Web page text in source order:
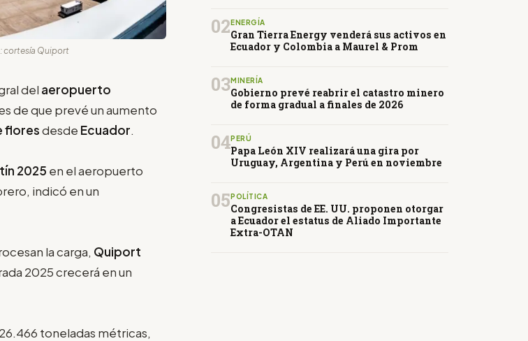
cortesía Quiport
del aeropuerto
de que prevé un aumento
floresdesde Ecuador.
2025 en el aeropuerto
indicó en un
la carga, Quiport
2025 crecerá en un
toneladas métricas,
02 ENERGÍA
Gran Tierra Energy venderá sus activos en
Ecuador y Colombia a Maurel & Prom
03MINERÍA
Gobierno prevé reabrir el catastro minero
de forma gradual a finales de 2026
04PERÚ
Papa León XIV realizará una gira por
Uruguay, Argentina y Perú en noviembre
05 POLÍTICA
Congresistas de EE. UU. proponen otorgar
a Ecuador el estatus de Aliado Importante
Extra-OTAN